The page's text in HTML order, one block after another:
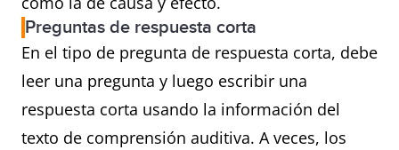
Preguntas de respuesta corta
En el tipo de pregunta de respuesta corta, debe
leer una pregunta y luego escribir una
respuesta corta usando la información del
texto de comprensión auditiva. A veces, los